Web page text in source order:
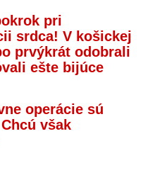
pri
srdca! V košickej
prvýkrát odobrali
ešte bijúce
operácie sú
však